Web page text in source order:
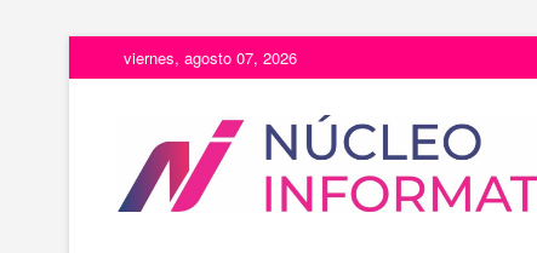
al
viernes, agosto 07, 2026